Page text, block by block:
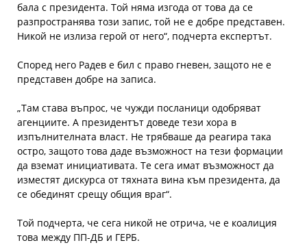
бала с президента. Той няма изгода от това да се
разпространява този запис, той не е добре представен.
Никой не излиза герой от него“, подчерта експертът.
Според него Радев е бил с право гневен, защото не е
представен добре на записа.
„Там става въпрос, че чужди посланици одобряват
агенциите. А президентът доведе тези хора в
изпълнителната власт. Не трябваше да реагира така
остро, защото това даде възможност на тези формации
да вземат инициативата. Те сега имат възможност да
изместят дискурса от тяхната вина към президента, да
се обединят срещу общия враг“.
Той подчерта, че сега никой не отрича, че е коалиция
това между ПП-ДБ и ГЕРБ.